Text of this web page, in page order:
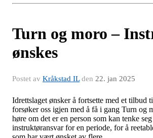
Turn og moro –
ønskes
Postet av Kråkstad ILden 22. jan 2025
Idrettslaget ønsker å fortsette med et tilbud
forsøker oss igjen med å få i gang Turn og
høre om det er en person som kan tenke
instruktøransvar for en periode, for å